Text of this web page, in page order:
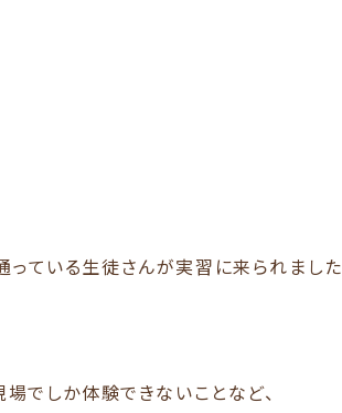
ている生徒さんが実習に来られました
でしか体験できないことなど、